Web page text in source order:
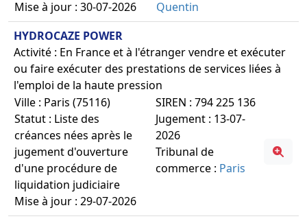
Mise à jour : 30-07-2026
Quentin
HYDROCAZE POWER
Activité : En France et à l'étranger vendre et exécuter
ou faire exécuter des prestations de services liées à
l'emploi de la haute pression
Ville : Paris (75116)
Statut : Liste des
créances nées après le
jugement d'ouverture
d'une procédure de
liquidation judiciaire
Mise à jour : 29-07-2026
SIREN : 794 225 136
Jugement : 13-07-
2026
Tribunal de
commerce : Paris